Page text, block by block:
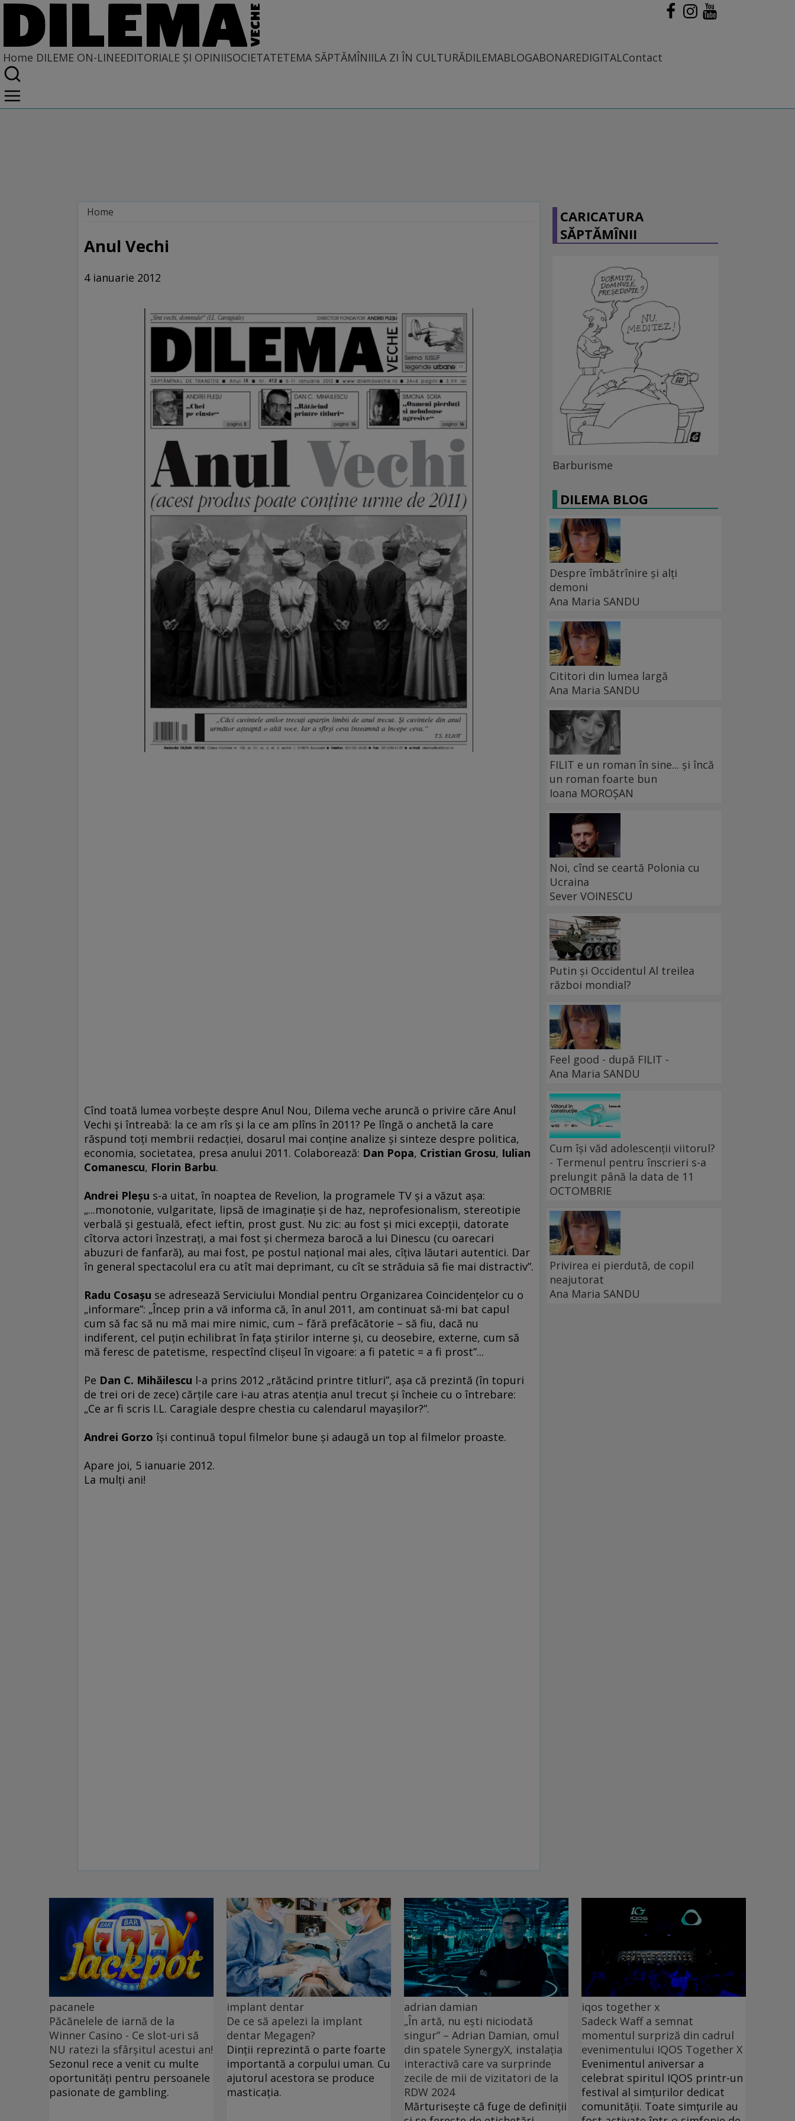
Home DILEME ON-LINEEDITORIALE ȘI OPINIISOCIETATETEMA SĂPTĂMÎNIILA ZI ÎN CULTURĂDILEMABLOGABONAREDIGITALContact
Home
Anul Vechi
4 ianuarie 2012
Cînd toată lumea vorbeşte despre Anul Nou, Dilema veche aruncă o privire căre Anul
Vechi şi întreabă: la ce am rîs şi la ce am plîns în 2011? Pe lîngă o anchetă la care
răspund toţi membrii redacţiei, dosarul mai conţine analize şi sinteze despre politica,
economia, societatea, presa anului 2011. Colaborează: Dan Popa, Cristian Grosu, Iulian
Comanescu, Florin Barbu.
Andrei Pleşu s-a uitat, în noaptea de Revelion, la programele TV şi a văzut aşa:
„...monotonie, vulgaritate, lipsă de imaginaţie şi de haz, neprofesionalism, stereotipie
verbală şi gestuală, efect ieftin, prost gust. Nu zic: au fost şi mici excepţii, datorate
cîtorva actori înzestraţi, a mai fost şi chermeza barocă a lui Dinescu (cu oarecari
abuzuri de fanfară), au mai fost, pe postul naţional mai ales, cîţiva lăutari autentici. Dar
în general spectacolul era cu atît mai deprimant, cu cît se străduia să fie mai distractiv”.
Radu Cosaşu se adresează Serviciului Mondial pentru Organizarea Coincidenţelor cu o
„informare”: „Încep prin a vă informa că, în anul 2011, am continuat să-mi bat capul
cum să fac să nu mă mai mire nimic, cum – fără prefăcătorie – să fiu, dacă nu
indiferent, cel puţin echilibrat în faţa ştirilor interne şi, cu deosebire, externe, cum să
mă feresc de patetisme, respectînd clişeul în vigoare: a fi patetic = a fi prost”...
Pe Dan C. Mihăilescu l-a prins 2012 „rătăcind printre titluri”, aşa că prezintă (în topuri
de trei ori de zece) cărţile care i-au atras atenţia anul trecut şi încheie cu o întrebare:
„Ce ar fi scris I.L. Caragiale despre chestia cu calendarul mayaşilor?”.
Andrei Gorzo îşi continuă topul filmelor bune şi adaugă un top al filmelor proaste.
Apare joi, 5 ianuarie 2012.
La mulţi ani!
CARICATURA
SĂPTĂMÎNII
Barburisme
DILEMA BLOG
Despre îmbătrînire și alți
demoni
Ana Maria SANDU
Cititori din lumea largă
Ana Maria SANDU
FILIT e un roman în sine... și încă
un roman foarte bun
Ioana MOROȘAN
Noi, cînd se ceartă Polonia cu
Ucraina
Sever VOINESCU
Putin și Occidentul Al treilea
război mondial?
Feel good - după FILIT -
Ana Maria SANDU
Cum își văd adolescenții viitorul?
- Termenul pentru înscrieri s-a
prelungit până la data de 11
OCTOMBRIE
Privirea ei pierdută, de copil
neajutorat
Ana Maria SANDU
pacanele
Păcănelele de iarnă de la
Winner Casino - Ce slot-uri să
NU ratezi la sfârșitul acestui an!
Sezonul rece a venit cu multe
oportunități pentru persoanele
pasionate de gambling.
implant dentar
De ce să apelezi la implant
dentar Megagen?
Dinții reprezintă o parte foarte
importantă a corpului uman. Cu
ajutorul acestora se produce
masticația.
adrian damian
„În artă, nu ești niciodată
singur” – Adrian Damian, omul
din spatele SynergyX, instalația
interactivă care va surprinde
zecile de mii de vizitatori de la
RDW 2024
Mărturisește că fuge de definiții
iqos together x
Sadeck Waff a semnat
momentul surpriză din cadrul
evenimentului IQOS Together X
Evenimentul aniversar a
celebrat spiritul IQOS printr-un
festival al simțurilor dedicat
comunității. Toate simțurile au